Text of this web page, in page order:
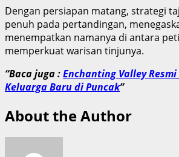
Dengan persiapan matang, strategi
penuh pada pertandingan,
menempatkan namanya di antara
memperkuat warisan tinjunya.
“Baca juga :Enchanting Valley
Keluarga Baru di Puncak”
About the Author